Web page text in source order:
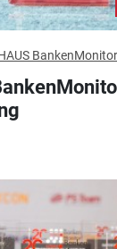
BankenMonitor